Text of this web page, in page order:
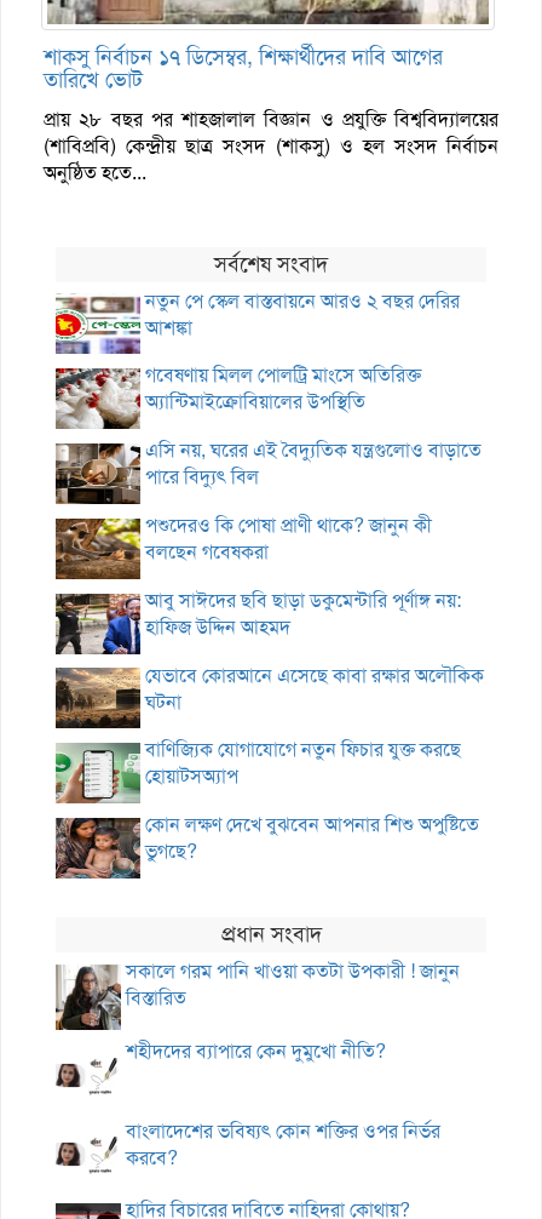
শাকসু নির্বাচন ১৭ ডিসেম্বর, শিক্ষার্থীদের দাবি আগের
তারিখে ভোট
প্রায় ২৮ বছর পর শাহজালাল বিজ্ঞান ও প্রযুক্তি বিশ্ববিদ্যালয়ের
(শাবিপ্রবি) কেন্দ্রীয় ছাত্র সংসদ (শাকসু) ও হল সংসদ নির্বাচন
অনুষ্ঠিত হতে...
সর্বশেষ সংবাদ
নতুন পে স্কেল বাস্তবায়নে আরও ২ বছর দেরির
আশঙ্কা
গবেষণায় মিলল পোলট্রি মাংসে অতিরিক্ত
অ্যান্টিমাইক্রোবিয়ালের উপস্থিতি
এসি নয়, ঘরের এই বৈদ্যুতিক যন্ত্রগুলোও বাড়াতে
পারে বিদ্যুৎ বিল
পশুদেরও কি পোষা প্রাণী থাকে? জানুন কী
বলছেন গবেষকরা
আবু সাঈদের ছবি ছাড়া ডকুমেন্টারি পূর্ণাঙ্গ নয়:
হাফিজ উদ্দিন আহমদ
যেভাবে কোরআনে এসেছে কাবা রক্ষার অলৌকিক
ঘটনা
বাণিজ্যিক যোগাযোগে নতুন ফিচার যুক্ত করছে
হোয়াটসঅ্যাপ
কোন লক্ষণ দেখে বুঝবেন আপনার শিশু অপুষ্টিতে
ভুগছে?
প্রধান সংবাদ
সকালে গরম পানি খাওয়া কতটা উপকারী ! জানুন
বিস্তারিত
শহীদদের ব্যাপারে কেন দুমুখো নীতি?
বাংলাদেশের ভবিষ্যৎ কোন শক্তির ওপর নির্ভর
করবে?
হাদির বিচারের দাবিতে নাহিদরা কোথায়?